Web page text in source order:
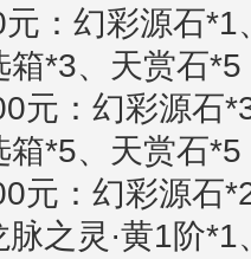
：幻彩源石
箱*3、天赏石*5
元：幻彩源石
箱*5、天赏石*5
元：幻彩源石
之灵·黄1阶*1